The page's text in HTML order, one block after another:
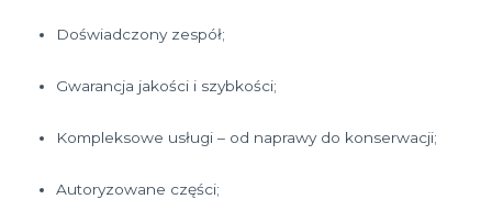
Doświadczony zespół;
Gwarancja jakości i szybkości;
Kompleksowe usługi – od naprawy do konserwacji;
Autoryzowane części;